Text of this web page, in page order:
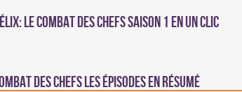
Le Combat des Chefs Saison 1 en un clic
des chefs les épisodes en résumé